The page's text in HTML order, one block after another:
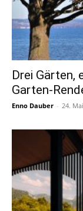
Drei Gärten,
Garten-
Enno Dauber - 24.